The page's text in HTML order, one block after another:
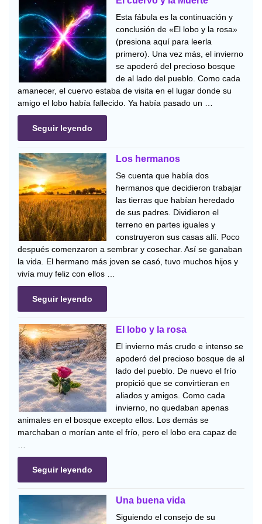
Esta fábula es la continuación y
conclusión de «El lobo y la rosa»
(presiona aquí para leerla
primero). Una vez más, el invierno
se apoderó del precioso bosque
de al lado del pueblo. Como cada
amanecer, el cuervo estaba de visita en el lugar donde su
amigo el lobo había fallecido. Ya había pasado un …
Seguir leyendo
Los hermanos
Se cuenta que había dos
hermanos que decidieron trabajar
las tierras que habían heredado
de sus padres. Dividieron el
terreno en partes iguales y
construyeron sus casas allí. Poco
después comenzaron a sembrar y cosechar. Así se ganaban
la vida. El hermano más joven se casó, tuvo muchos hijos y
vivía muy feliz con ellos …
Seguir leyendo
El lobo y la rosa
El invierno más crudo e intenso se
apoderó del precioso bosque de al
lado del pueblo. De nuevo el frío
propició que se convirtieran en
aliados y amigos. Como cada
invierno, no quedaban apenas
animales en el bosque excepto ellos. Los demás se
marchaban o morían ante el frío, pero el lobo era capaz de
Seguir leyendo
Una buena vida
Siguiendo el consejo de su